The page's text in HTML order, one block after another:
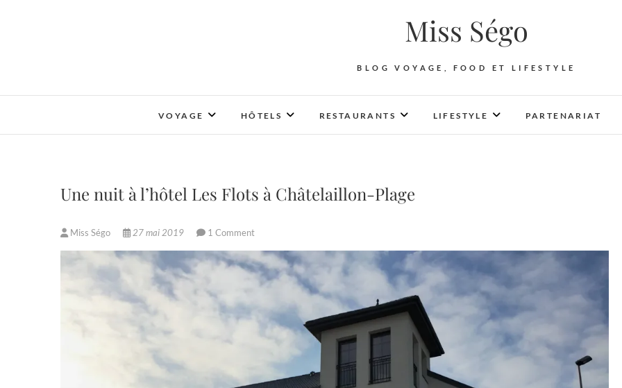
Miss Ségo
BLOG VOYAGE, FOOD ET LIFESTYLE
VOYAGE HÔTELS RESTAURANTS LIFESTYLE PARTENARIAT
Une nuit à l’hôtel Les Flots à Châtelaillon-Plage
Miss Ségo 27 mai 2019 1 Comment